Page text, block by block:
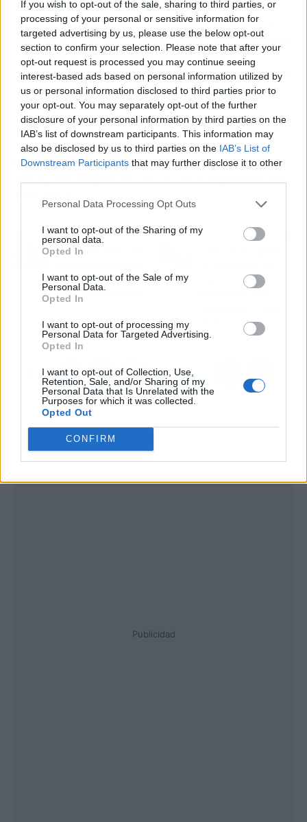
If you wish to opt-out of the sale, sharing to third parties, or
processing of your personal or sensitive information for
targeted advertising by us, please use the below opt-out
section to confirm your selection. Please note that after your
opt-out request is processed you may continue seeing
interest-based ads based on personal information utilized by
us or personal information disclosed to third parties prior to
your opt-out. You may separately opt-out of the further
disclosure of your personal information by third parties on the
IAB’s list of downstream participants. This information may
also be disclosed by us to third parties on the IAB’s List of
Downstream Participants that may further disclose it to other
Personal Data Processing Opt Outs
I want to opt-out of the Sharing of my
personal data.
Opted In
I want to opt-out of the Sale of my
Personal Data.
Opted In
I want to opt-out of processing my
Personal Data for Targeted Advertising.
Opted In
I want to opt-out of Collection, Use,
Retention, Sale, and/or Sharing of my
Personal Data that Is Unrelated with the
Purposes for which it was collected.
Opted Out
CONFIRM
efectos negativos de la luz azul y ofrece una
hidratación profunda. De la mano de Sublime
Oils, la Actyva Night Creamgarantiza beneficios
holísticos y sensaciones placenteras que
transforman la rutina de noche en un momento
de autocuidado y amor propio. Asimismo, su
aroma seductor y sus efectos positivos la
convierten en un imprescindible para quienes
buscan una piel saludable y un descanso
reparador, ya que Actyva Night Cream es la
Artículo anterior
La inclusión inadecuada
vulnera el derecho al
honor, según Badexcug
Artículo siguiente
empresa con
Publicidad